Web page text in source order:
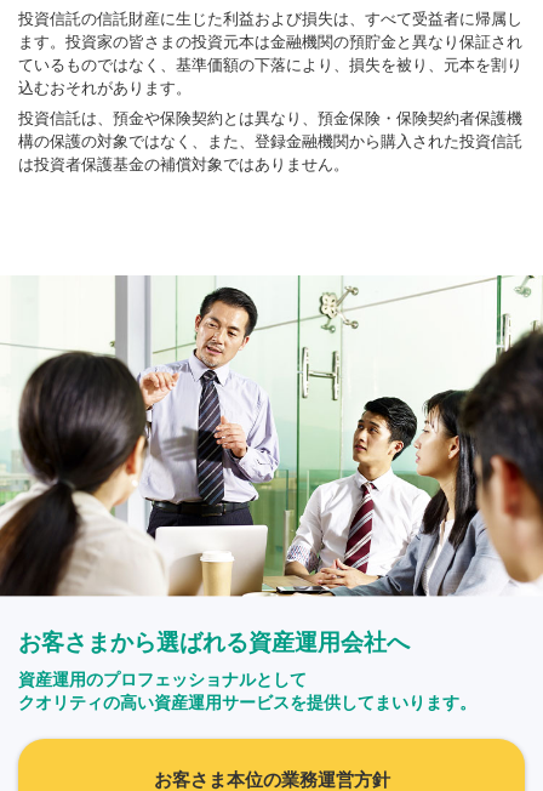
投資信託の信託財産に生じた利益および損失は、すべて受益者に帰属し
ます。投資家の皆さまの投資元本は金融機関の預貯金と異なり保証され
ているものではなく、基準価額の下落により、損失を被り、元本を割り
込むおそれがあります。
投資信託は、預金や保険契約とは異なり、預金保険・保険契約者保護機
構の保護の対象ではなく、また、登録金融機関から購入された投資信託
は投資者保護基金の補償対象ではありません。
お客さまから選ばれる資産運用会社へ
資産運用のプロフェッショナルとして
クオリティの高い資産運用サービスを提供してまいります。
お客さま本位の業務運営方針